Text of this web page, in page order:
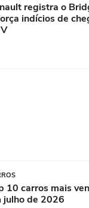
registra o
indícios de
10 carros mais
julho de 2026